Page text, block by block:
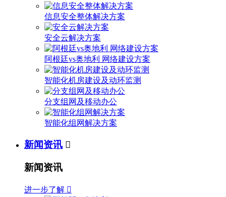
信息安全整体解决方案
安全云解决方案
阿根廷vs奥地利 网络建设方案
智能化机房建设及动环监测
分支组网及移动办公
智能化组网解决方案
新闻资讯 
新闻资讯
进一步了解 